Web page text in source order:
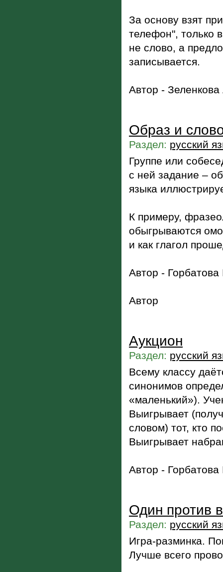
За основу взят
телефон", только
не слово, а
записывается.
Автор -
Образ и
Раздел: русский
Группе или
с ней задание –
языка
К примеру,
обыгрываются
и как глагол
Автор - Горбатова
Автор
Аукцион
Раздел: русский
Всему классу
синонимов
«маленький»).
Выигрывает
словом) тот, кто
Выигрывает
Автор - Горбатова
Один против
Раздел: русский
Игра-разминка.
Лучше всего